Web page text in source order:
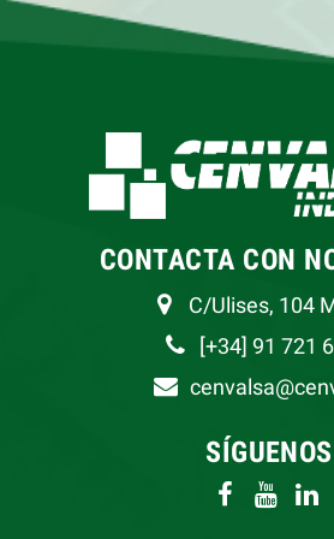
CONTACTA CON
C/Ulises, 104
[+34] 91 721
SÍGUENOS